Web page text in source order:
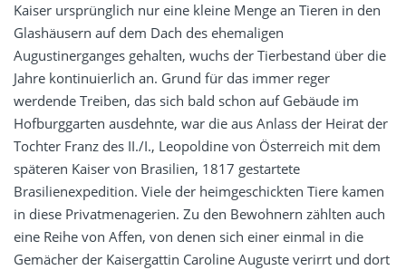
Kaiser ursprünglich nur eine kleine Menge an Tieren in den
Glashäusern auf dem Dach des ehemaligen
Augustinerganges gehalten, wuchs der Tierbestand über die
Jahre kontinuierlich an. Grund für das immer reger
werdende Treiben, das sich bald schon auf Gebäude im
Hofburggarten ausdehnte, war die aus Anlass der Heirat der
Tochter Franz des II./I., Leopoldine von Österreich mit dem
späteren Kaiser von Brasilien, 1817 gestartete
Brasilienexpedition. Viele der heimgeschickten Tiere kamen
in diese Privatmenagerien. Zu den Bewohnern zählten auch
eine Reihe von Affen, von denen sich einer einmal in die
Gemächer der Kaisergattin Caroline Auguste verirrt und dort